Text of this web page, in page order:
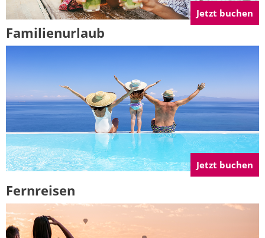
Jetzt buchen
Familienurlaub
Jetzt buchen
Fernreisen